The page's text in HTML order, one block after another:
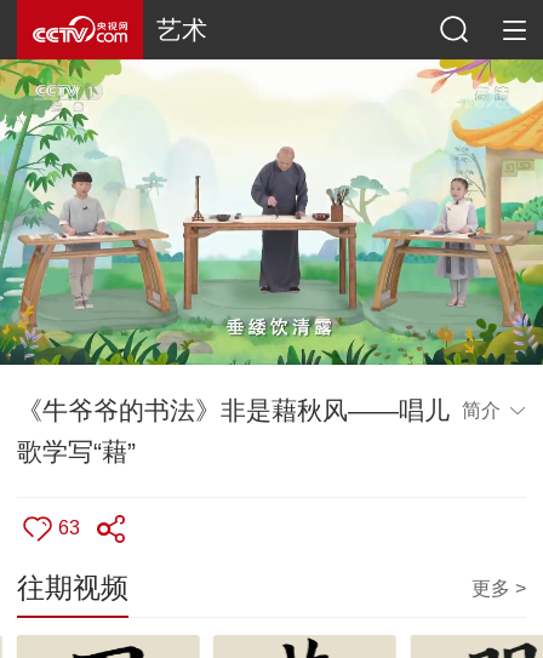
艺术
《牛爷爷的书法》非是藉秋风——唱儿
歌学写“藉”
简介
63
往期视频 更多 >